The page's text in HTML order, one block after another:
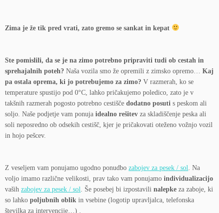
Zima je že tik pred vrati, zato gremo se sankat in kepat
Ste pomislili, da se je na zimo potrebno pripraviti tudi ob cestah in
sprehajalnih poteh? Naša vozila smo že opremili z zimsko opremo… Kaj
pa ostala oprema, ki jo potrebujemo za zimo? V razmerah, ko se
temperature spustijo pod 0°C, lahko pričakujemo poledico, zato je v
takšnih razmerah pogosto potrebno cestišče dodatno posuti s peskom ali
soljo. Naše podjetje vam ponuja idealno rešitev za skladiščenje peska ali
soli neposredno ob odsekih cestišč, kjer je pričakovati oteženo vožnjo vozil
in hojo pešcev.
Z veseljem vam ponujamo ugodno ponudbo zabojev za pesek / sol. Na
voljo imamo različne velikosti, prav tako vam ponujamo individualizacijo
vaših zabojev za pesek / sol. Še posebej bi izpostavili nalepke za zaboje, ki
so lahko poljubnih oblik in vsebine (logotip upravljalca, telefonska
številka za intervencije…) .